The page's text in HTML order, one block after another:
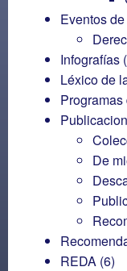
Eventos
Infografías
Léxico de
De
REDA (6)